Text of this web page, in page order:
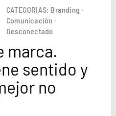
CATEGORIAS: Branding ·
Comunicación ·
Desconectado
marca.
sentido y
no